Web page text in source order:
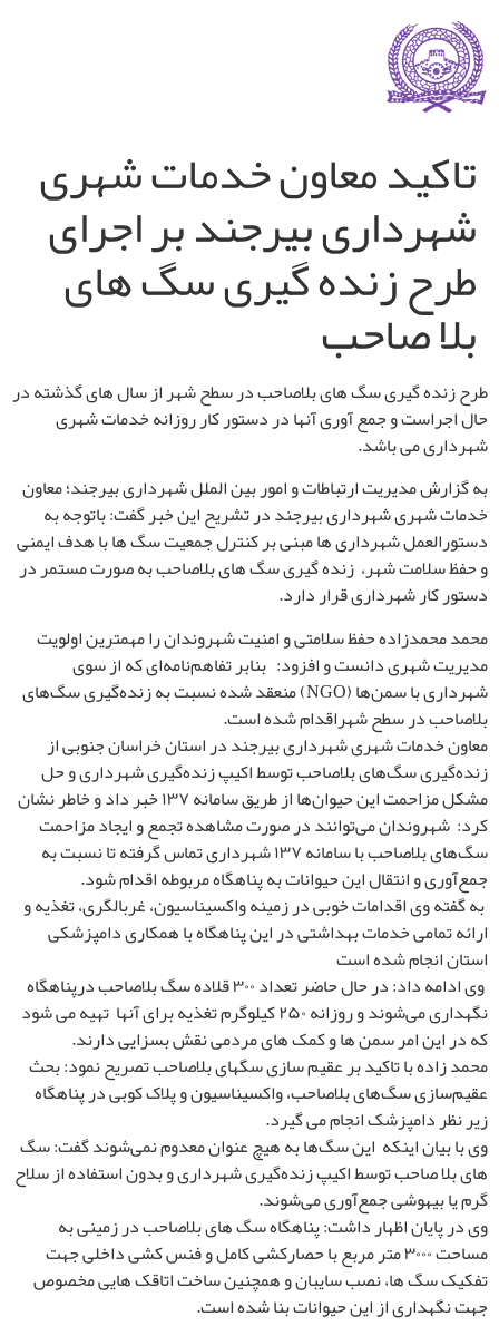
تاکید معاون خدمات شهری
شهرداری بیرجند بر اجرای
طرح زنده گیری سگ های
بلا صاحب
طرح زنده گیری سگ های بلاصاحب در سطح شهر از سال های گذشته در
حال اجراست و جمع آوری آنها در دستور کار روزانه خدمات شهری
شهرداری می باشد.
به گزارش مدیریت ارتباطات و امور بین الملل شهرداری بیرجند؛ معاون
خدمات شهری شهرداری بیرجند در تشریح این خبر گفت: باتوجه به
دستورالعمل شهرداری ها مبنی بر کنترل جمعیت سگ ها با هدف ایمنی
و حفظ سلامت شهر، زنده گیری سگ های بلاصاحب به صورت مستمر در
دستور کار شهرداری قرار دارد.
محمد محمدزاده حفظ سلامتی و امنیت شهروندان را مهمترین اولویت
مدیریت شهری دانست و افزود: بنابر تفاهم‌نامه‌ای که از سوی
شهرداری با سمن‌ها (NGO) منعقد شده نسبت به زنده‌گیری سگ‌های
بلاصاحب در سطح شهراقدام شده است.
معاون خدمات شهری شهرداری بیرجند در استان خراسان جنوبی از
زنده‌گیری سگ‌های بلاصاحب توسط اکیپ زنده‌گیری شهرداری و حل
مشکل مزاحمت این حیوان‌ها از طریق سامانه ۱۳۷ خبر داد و خاطر نشان
کرد: شهروندان می‌توانند در صورت مشاهده تجمع و ایجاد مزاحمت
سگ‌های بلاصاحب با سامانه ۱۳۷ شهرداری تماس گرفته تا نسبت به
جمع‌آوری و انتقال این حیوانات به پناهگاه مربوطه اقدام شود.
به گفته وی اقدامات خوبی در زمینه واکسیناسیون، غربالگری، تغذیه و
ارائه تمامی خدمات بهداشتی در این پناهگاه‌ با همکاری دامپزشکی
استان انجام شده است
وی ادامه داد: در حال حاضر تعداد ۳۰۰ قلاده سگ بلاصاحب درپناهگاه‌
نگهداری می‌شوند و روزانه ۲۵۰ کیلوگرم تغذیه برای آنها تهیه می شود
که در این امر سمن ها و کمک های مردمی نقش بسزایی دارند.
محمد زاده با تاکید بر عقیم سازی سگهای بلاصاحب تصریح نمود: بحث
عقیم‌سازی سگ‌های بلاصاحب، واکسیناسیون و پلاک کوبی در پناهگاه
زیر نظر دامپزشک انجام می گیرد.
وی با بیان اینکه این سگ‌ها به هیچ عنوان معدوم نمی‌شوند گفت: سگ
های بلا صاحب توسط اکیپ زنده‌گیری شهرداری و بدون استفاده از سلاح
گرم یا بیهوشی جمع‌آوری می‌شوند.
وی در پایان اظهار داشت: پناهگاه سگ های بلاصاحب در زمینی به
مساحت ۳۰۰۰ متر مربع با حصارکشی کامل و فنس کشی داخلی جهت
تفکیک سگ ها، نصب سایبان و همچنین ساخت اتاقک هایی مخصوص
جهت نگهداری از این حیوانات بنا شده است.